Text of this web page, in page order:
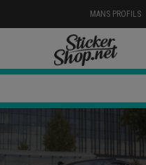
MANS PROFILS